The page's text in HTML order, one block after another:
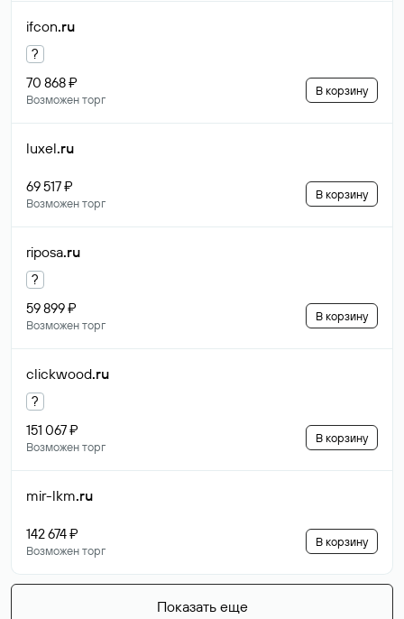
ifcon.ru
?
70 868 ₽
Возможен торг
В корзину
luxel.ru
69 517 ₽
Возможен торг
В корзину
riposa.ru
?
59 899 ₽
Возможен торг
В корзину
clickwood.ru
?
151 067 ₽
Возможен торг
В корзину
mir-lkm.ru
142 674 ₽
Возможен торг
В корзину
Показать еще